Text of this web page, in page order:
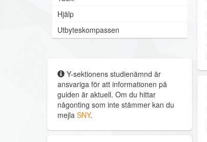
Hjälp
Utbyteskompassen
Y-sektionens studienämnd är
ansvariga för att informationen på
guiden är aktuell. Om du hittar
någonting som inte stämmer kan du
mejla SNY.